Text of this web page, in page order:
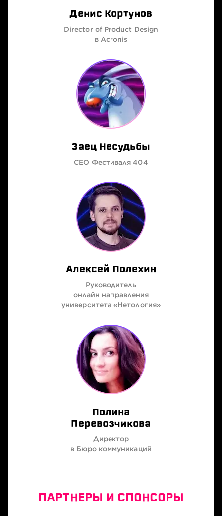
Денис Кортунов
Director of Product Design
в Acronis
Заец Несудьбы
CEO Фестиваля 404
Алексей Полехин
Руководитель
онлайн направления
университета «Нетология»
Полина
Перевозчикова
Директор
в Бюро коммуникаций
ПАРТНЕРЫ И СПОНСОРЫ